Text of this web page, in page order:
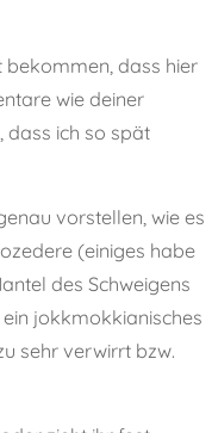
bekommen, dass hier
wie deiner
dass ich so spät
vorstellen, wie es
(einiges habe
des Schweigens
jokkmokkianisches
sehr verwirrt bzw.